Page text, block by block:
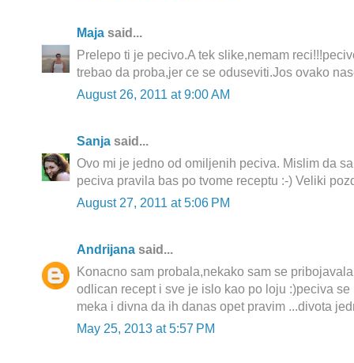
Maja said...
Prelepo ti je pecivo.A tek slike,nemam
trebao da proba,jer ce se oduseviti.Jos ovako
August 26, 2011 at 9:00 AM
Sanja said...
Ovo mi je jedno od omiljenih peciva. Mislim da
peciva pravila bas po tvome receptu :-) Veliki
August 27, 2011 at 5:06 PM
Andrijana said...
Konacno sam probala,nekako sam se
odlican recept i sve je islo kao po loju :)peciva
meka i divna da ih danas opet pravim ...divota
May 25, 2013 at 5:57 PM